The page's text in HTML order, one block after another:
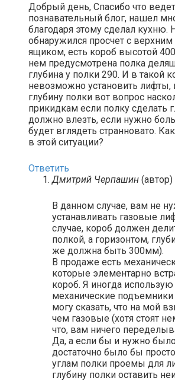
Добрый день, Спасибо что
познавательный блог, нашел
благодаря этому сделал кухню.
обнаружился просчет с
ящиком, есть короб высотой
нем предусмотрена полка
глубина у полки 290. И в такой
невозможно установить
глубину полки вот вопрос
прикидкам если полку сделать
должно влезть, если нужно
будет вглядеть странновато.
в этой ситуации?
Ответить
Дмитрий Черпашин (автор)
В данном случае, вам не
устанавливать газовые
случае, короб должен
полкой, а горизонтом,
же должна быть 300мм).
В продаже есть
которые элементарно
короб. Я иногда использую
механические
могу сказать, что на мой
чем газовые (хотя стоят
что, вам ничего
Да, а если бы и нужно
достаточно было бы
углам полки проемы для
глубину полки оставить